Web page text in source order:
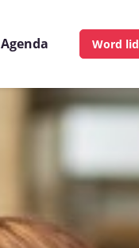
Agenda Word lid
Agenda